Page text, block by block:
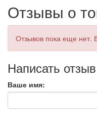
Отзывы о
Отзывов пока еще нет.
Написать отзыв
Ваше имя: